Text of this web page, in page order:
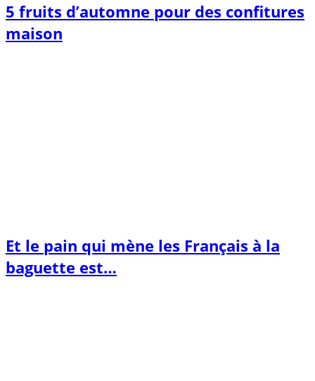
5 fruits d’automne pour des confitures
maison
Et le pain qui mène les Français à la
baguette est…